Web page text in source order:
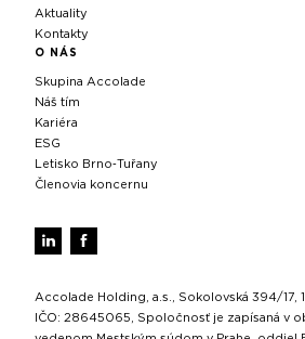
Aktuality
Kontakty
O NÁS
Skupina Accolade
Náš tím
Kariéra
ESG
Letisko Brno‑Tuřany
Členovia koncernu
Accolade Holding, a.s., Sokolovská 394/17,
IČO: 28645065, Spoločnosť je zapísaná v